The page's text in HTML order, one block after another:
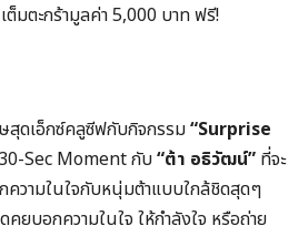
ตะกร้ามูลค่า 5,000 บาท ฟรี!
สุดเอ็กซ์คลูซีฟกับกิจกรรม“Surprise
Sec Moment กับ“ต้า อธิวัฒน์” ที่จะ
วามในใจกับหนุ่มต้าแบบใกล้ชิดสุดๆ
คุยบอกความในใจ ให้กำลังใจ หรือถ่าย